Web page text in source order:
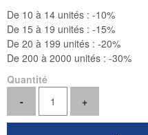
De 10 à 14 unités : -10%
De 15 à 19 unités : -15%
De 20 à 199 unités : -20%
De 200 à 2000 unités : -30%
Quantité